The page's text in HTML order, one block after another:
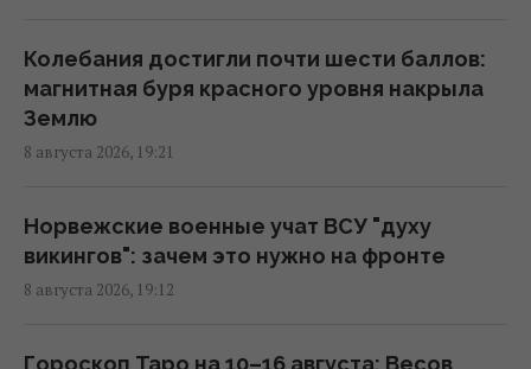
дронов
18:35 суббота, 08 августа 2026
Составлен рейтинг лучших б/у видеокарт
18:35 суббота, 08 августа 2026
В Болгарии неподалеку от крупного
18:34 суббота, 08 августа 2026
Колебания достигли почти шести баллов:
магнитная буря красного уровня накрыла
Землю
8 августа 2026, 19:21
Норвежские военные учат ВСУ "духу
викингов": зачем это нужно на фронте
8 августа 2026, 19:12
Гороскоп Таро на 10–16 августа: Весов